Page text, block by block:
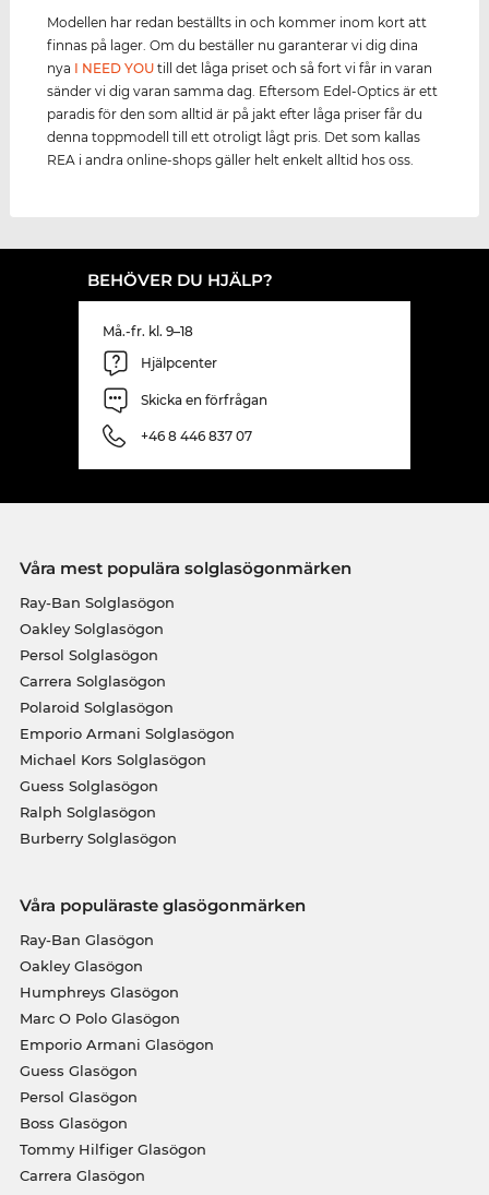
Modellen har redan beställts in och kommer inom kort att
finnas på lager. Om du beställer nu garanterar vi dig dina
nya I NEED YOU till det låga priset och så fort vi får in varan
sänder vi dig varan samma dag. Eftersom Edel-Optics är ett
paradis för den som alltid är på jakt efter låga priser får du
denna toppmodell till ett otroligt lågt pris. Det som kallas
REA i andra online-shops gäller helt enkelt alltid hos oss.
BEHÖVER DU HJÄLP?
Må.-fr. kl. 9–18
Hjälpcenter
Skicka en förfrågan
+46 8 446 837 07
Våra mest populära solglasögonmärken
Ray-Ban Solglasögon
Oakley Solglasögon
Persol Solglasögon
Carrera Solglasögon
Polaroid Solglasögon
Emporio Armani Solglasögon
Michael Kors Solglasögon
Guess Solglasögon
Ralph Solglasögon
Burberry Solglasögon
Våra populäraste glasögonmärken
Ray-Ban Glasögon
Oakley Glasögon
Humphreys Glasögon
Marc O Polo Glasögon
Emporio Armani Glasögon
Guess Glasögon
Persol Glasögon
Boss Glasögon
Tommy Hilfiger Glasögon
Carrera Glasögon